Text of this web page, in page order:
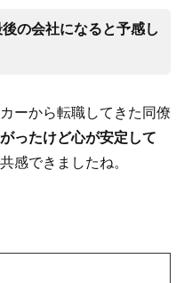
の会社になると予感し
ーから転職してきた同僚
ったけど心が安定して
感できましたね。